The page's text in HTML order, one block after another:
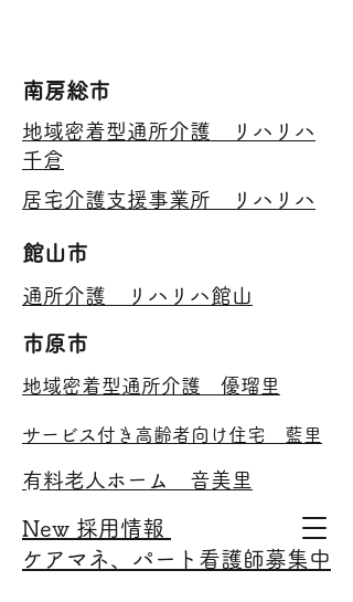
​南房総市
​地域密着型通所介護 リハリハ
千倉
​居宅介護支援事業所 リハリハ
​館山市
通所介護​ リハリハ館山
​市原市
​地域密着型通所介護 優瑠里
​サービス付き高齢者向け住宅 藍里
​有料老人ホーム 音美里
New ​採用情報
ケアマネ、パート看護師募集中